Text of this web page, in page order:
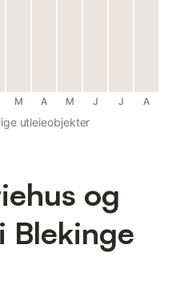
M A M J J A
utleieobjekter
og
Blekinge